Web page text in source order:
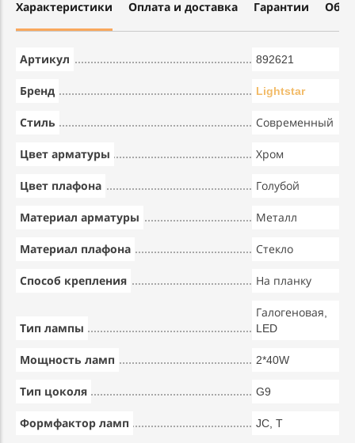
Характеристики Оплата и доставка Гарантии
Артикул 892621
Бренд Lightstar
Стиль Современный
Цвет арматуры Хром
Цвет плафона Голубой
Материал арматуры Металл
Материал плафона Стекло
Способ крепления На планку
Тип лампы
Галогеновая,
LED
Мощность ламп 2*40W
Тип цоколя G9
Формфактор ламп JC, T